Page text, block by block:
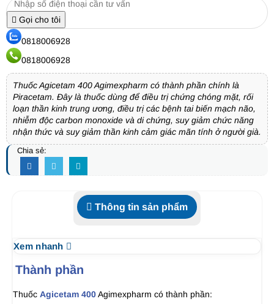
Gọi cho tôi
0818006928
0818006928
Thuốc Agicetam 400 Agimexpharm có thành phần chính là
Piracetam. Đây là thuốc dùng để điều trị chứng chóng mặt, rối
loạn thần kinh trung ương, điều trị các bệnh tai biến mạch não,
nhiễm độc carbon monoxide và di chứng, suy giảm chức năng
nhận thức và suy giảm thần kinh cảm giác mãn tính ở người già.
Chia sẻ:
Thông tin sản phẩm
Xem nhanh
Thành phần
Thuốc Agicetam 400Agimexpharm có thành phần: